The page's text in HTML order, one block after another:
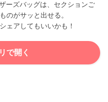
o
ーズバッグは、セクションご
のがサッと出せる。
ェアしてもいいかも！
で開く